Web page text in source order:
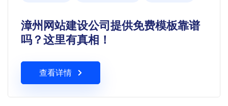
漳州网站建设公司提供免费模板靠谱
吗？这里有真相！
查看详情